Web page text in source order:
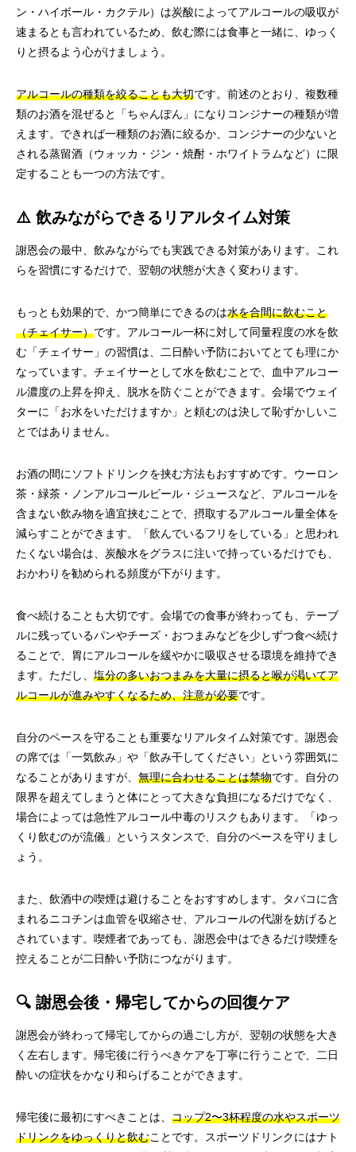
ン・ハイボール・カクテル）は炭酸によってアルコールの吸収が
速まるとも言われているため、飲む際には食事と一緒に、ゆっく
りと摂るよう心がけましょう。
アルコールの種類を絞ることも大切です。前述のとおり、複数種
類のお酒を混ぜると「ちゃんぽん」になりコンジナーの種類が増
えます。できれば一種類のお酒に絞るか、コンジナーの少ないと
される蒸留酒（ウォッカ・ジン・焼酎・ホワイトラムなど）に限
定することも一つの方法です。
⚠️ 飲みながらできるリアルタイム対策
謝恩会の最中、飲みながらでも実践できる対策があります。これ
らを習慣にするだけで、翌朝の状態が大きく変わります。
もっとも効果的で、かつ簡単にできるのは水を合間に飲むこと
（チェイサー）です。アルコール一杯に対して同量程度の水を飲
む「チェイサー」の習慣は、二日酔い予防においてとても理にか
なっています。チェイサーとして水を飲むことで、血中アルコー
ル濃度の上昇を抑え、脱水を防ぐことができます。会場でウェイ
ターに「お水をいただけますか」と頼むのは決して恥ずかしいこ
とではありません。
お酒の間にソフトドリンクを挟む方法もおすすめです。ウーロン
茶・緑茶・ノンアルコールビール・ジュースなど、アルコールを
含まない飲み物を適宜挟むことで、摂取するアルコール量全体を
減らすことができます。「飲んでいるフリをしている」と思われ
たくない場合は、炭酸水をグラスに注いで持っているだけでも、
おかわりを勧められる頻度が下がります。
食べ続けることも大切です。会場での食事が終わっても、テーブ
ルに残っているパンやチーズ・おつまみなどを少しずつ食べ続け
ることで、胃にアルコールを緩やかに吸収させる環境を維持でき
ます。ただし、 塩分の多いおつまみを大量に摂ると喉が渇いてア
ルコールが進みやすくなるため、注意が必要です。
自分のペースを守ることも重要なリアルタイム対策です。謝恩会
の席では「一気飲み」や「飲み干してください」という雰囲気に
なることがありますが、 無理に合わせることは禁物です。自分の
限界を超えてしまうと体にとって大きな負担になるだけでなく、
場合によっては急性アルコール中毒のリスクもあります。「ゆっ
くり飲むのが流儀」というスタンスで、自分のペースを守りまし
ょう。
また、飲酒中の喫煙は避けることをおすすめします。タバコに含
まれるニコチンは血管を収縮させ、アルコールの代謝を妨げると
されています。喫煙者であっても、謝恩会中はできるだけ喫煙を
控えることが二日酔い予防につながります。
🔍 謝恩会後・帰宅してからの回復ケア
謝恩会が終わって帰宅してからの過ごし方が、翌朝の状態を大き
く左右します。帰宅後に行うべきケアを丁寧に行うことで、二日
酔いの症状をかなり和らげることができます。
帰宅後に最初にすべきことは、 コップ2〜3杯程度の水やスポーツ
ドリンクをゆっくりと飲むことです。スポーツドリンクにはナト